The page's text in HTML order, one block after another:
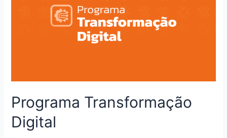
Programa Transformação
Digital